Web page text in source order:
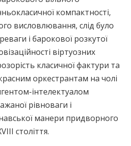
компактності,
висловлювання, слід було
і барокової розкутої
віртуозних
класичної фактури та
оркестрантам на чолі
інтелектуалом
рівноваги і
манери придворного
століття.